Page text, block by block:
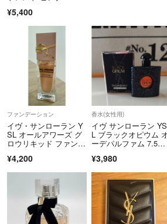
¥5,400
ファンデーション
イヴ・サンローラン Y
SL オールアワーズ グ
ロウリキッド ファンデ
¥4,200
香水(女性用)
イヴ サンローラン YS
L ブラックオピウム
ーデパルファム 7.5ml
¥3,980